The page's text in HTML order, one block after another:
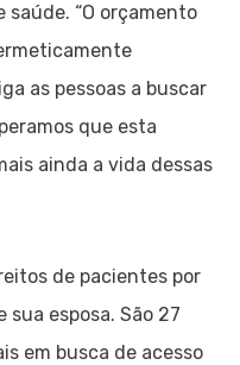
“O orçamento
as pessoas a buscar
que esta
ainda a vida dessas
de pacientes por
esposa. São 27
em busca de acesso